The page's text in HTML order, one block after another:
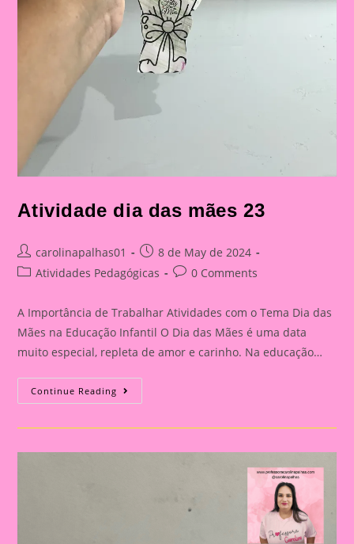
Atividade dia das mães 23
Post
author:
carolinapalhas01
Post
published:
8 de May de 2024
PostAtividades Pedagógicas
Post0 Comments
A Importância de Trabalhar Atividades com o Tema Dia das
Mães na Educação Infantil O Dia das Mães é uma data
muito especial, repleta de amor e carinho. Na educação…
Continue Reading Atividade
Dia